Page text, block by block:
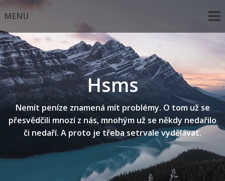
Skip
toMENU
Hsms
Nemít peníze znamená mít problémy. O tom už se
přesvědčili mnozí z nás, mnohým už se někdy nedařilo
či nedaří. A proto je třeba setrvale vydělávat.